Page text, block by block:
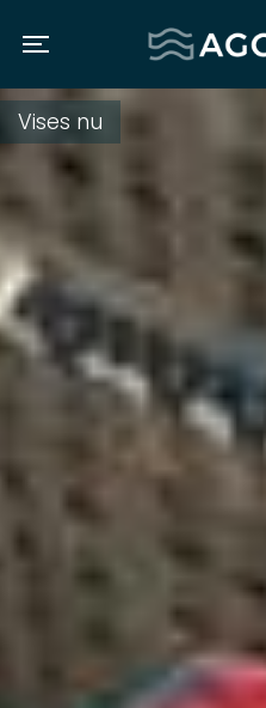
Toggle navigation
Agger BIO
Vises nu